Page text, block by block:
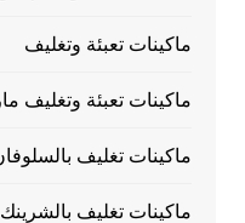
ماكينات تعبئة وتغليف
ماكينات تعبئة وتغليف
ماكينات تغليف
ماكينات تغليف